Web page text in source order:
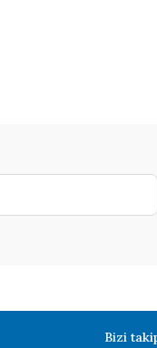
Bizi